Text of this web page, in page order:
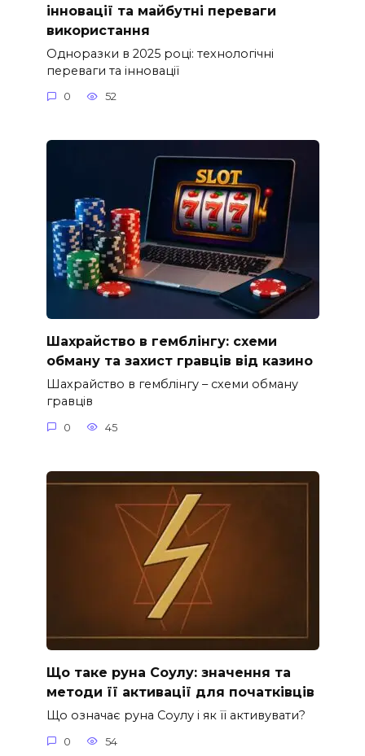
інновації та майбутні переваги
використання
Одноразки в 2025 році: технологічні
переваги та інновації
0 52
Шахрайство в гемблінгу: схеми
обману та захист гравців від казино
Шахрайство в гемблінгу – схеми обману
гравців
0 45
Що таке руна Соулу: значення та
методи її активації для початківців
Що означає руна Соулу і як її активувати?
0 54